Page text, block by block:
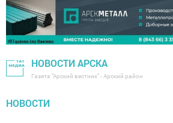
НОВОСТИ АРСКА
Газета "Арский вестник" - Арский район
НОВОСТИ